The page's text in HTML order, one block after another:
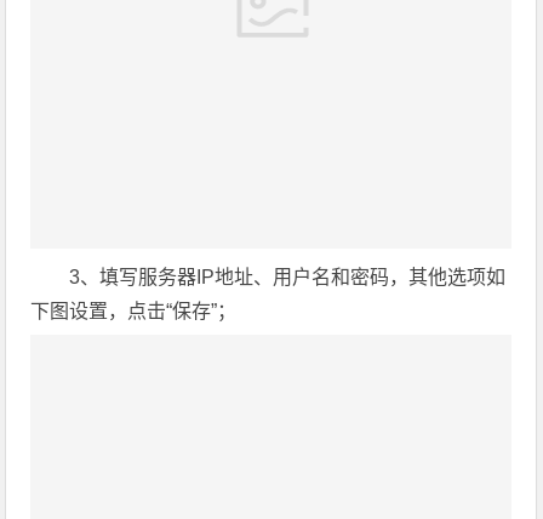
3、填写服务器IP地址、用户名和密码，其他选项如
下图设置，点击“保存”；